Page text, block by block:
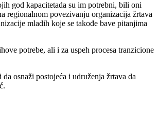
god kapacitetada su im potrebni, bili oni
regionalnom povezivanju organizacija žrtava
mladih koje se takođe bave pitanjima
potrebe, ali i za uspeh procesa tranzicione
osnaži postojeća i udruženja žrtava da